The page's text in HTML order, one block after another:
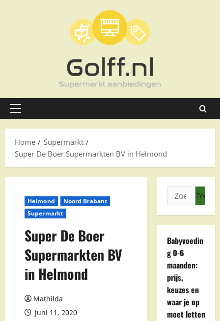
Primair
Home
Supermarkt
Super De Boer Supermarkten BV in Helmond
Helmond
Noord Brabant
Supermarkt
Super De Boer
Supermarkten BV
in Helmond
Mathilda
juni 11, 2020
Zoeken
naar:
Babyvoedin
g 0-6
maanden:
prijs,
keuzes en
waar je op
moet letten